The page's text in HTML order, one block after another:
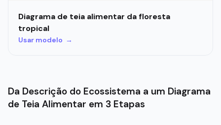
Diagrama de teia alimentar da floresta
tropical
Usar modelo →
Da Descrição do Ecossistema a um Diagrama
de Teia Alimentar em 3 Etapas